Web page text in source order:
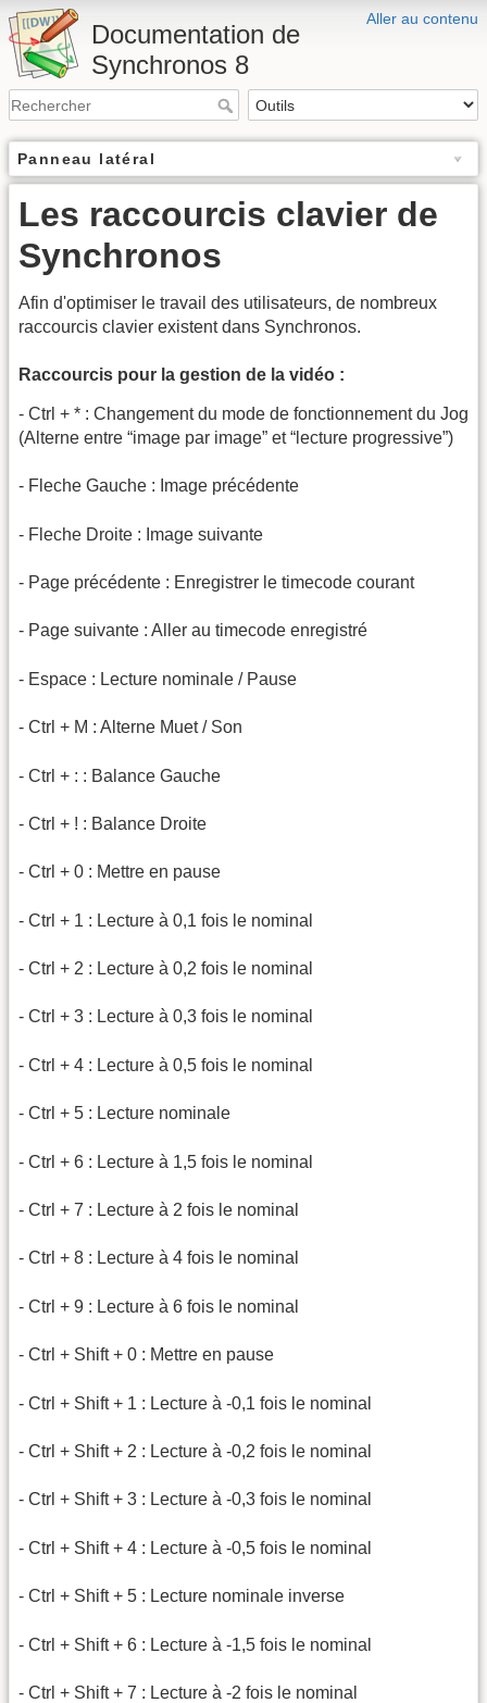
Aller au contenu
Documentation de
Synchronos 8
Panneau latéral
Les raccourcis clavier de
Synchronos
Afin d'optimiser le travail des utilisateurs, de nombreux
raccourcis clavier existent dans Synchronos.
Raccourcis pour la gestion de la vidéo :
- Ctrl + * : Changement du mode de fonctionnement du Jog
(Alterne entre “image par image” et “lecture progressive”)
- Fleche Gauche : Image précédente
- Fleche Droite : Image suivante
- Page précédente : Enregistrer le timecode courant
- Page suivante : Aller au timecode enregistré
- Espace : Lecture nominale / Pause
- Ctrl + M : Alterne Muet / Son
- Ctrl + : : Balance Gauche
- Ctrl + ! : Balance Droite
- Ctrl + 0 : Mettre en pause
- Ctrl + 1 : Lecture à 0,1 fois le nominal
- Ctrl + 2 : Lecture à 0,2 fois le nominal
- Ctrl + 3 : Lecture à 0,3 fois le nominal
- Ctrl + 4 : Lecture à 0,5 fois le nominal
- Ctrl + 5 : Lecture nominale
- Ctrl + 6 : Lecture à 1,5 fois le nominal
- Ctrl + 7 : Lecture à 2 fois le nominal
- Ctrl + 8 : Lecture à 4 fois le nominal
- Ctrl + 9 : Lecture à 6 fois le nominal
- Ctrl + Shift + 0 : Mettre en pause
- Ctrl + Shift + 1 : Lecture à -0,1 fois le nominal
- Ctrl + Shift + 2 : Lecture à -0,2 fois le nominal
- Ctrl + Shift + 3 : Lecture à -0,3 fois le nominal
- Ctrl + Shift + 4 : Lecture à -0,5 fois le nominal
- Ctrl + Shift + 5 : Lecture nominale inverse
- Ctrl + Shift + 6 : Lecture à -1,5 fois le nominal
- Ctrl + Shift + 7 : Lecture à -2 fois le nominal